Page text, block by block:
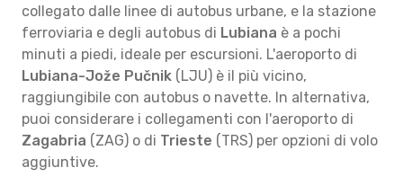
collegato dalle linee di autobus urbane, e la stazione
ferroviaria e degli autobus di Lubiana è a pochi
minuti a piedi, ideale per escursioni. L'aeroporto di
Lubiana-Jože Pučnik (LJU) è il più vicino,
raggiungibile con autobus o navette. In alternativa,
puoi considerare i collegamenti con l'aeroporto di
Zagabria (ZAG) o di Trieste (TRS) per opzioni di volo
aggiuntive.